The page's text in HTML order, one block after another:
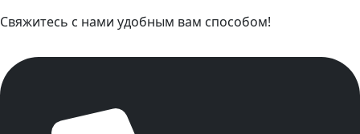
Свяжитесь с нами удобным вам способом!